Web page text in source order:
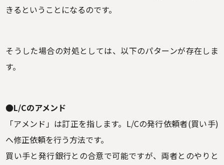
きるということになるのです。
そうした場合の対処としては、以下のパターンが存在しま
す。
●L/Cのアメンド
「アメンド」は訂正を指します。L/Cの発行依頼者(買い手)
へ修正依頼を行う方法です。
買い手と発行銀行との合意で可能ですが、両者とのやりと